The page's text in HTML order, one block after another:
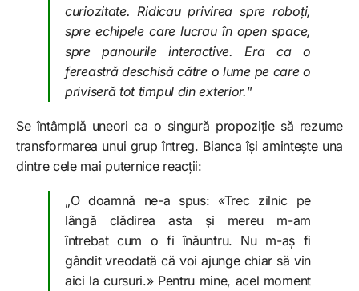
curiozitate. Ridicau privirea spre roboți,
spre echipele care lucrau în open space,
spre panourile interactive. Era ca o
fereastră deschisă către o lume pe care o
priviseră tot timpul din exterior.”
Se întâmplă uneori ca o singură propoziție să rezume
transformarea unui grup întreg. Bianca își amintește una
dintre cele mai puternice reacții:
„O doamnă ne-a spus: «Trec zilnic pe
lângă clădirea asta și mereu m-am
întrebat cum o fi înăuntru. Nu m-aș fi
gândit vreodată că voi ajunge chiar să vin
aici la cursuri.» Pentru mine, acel moment